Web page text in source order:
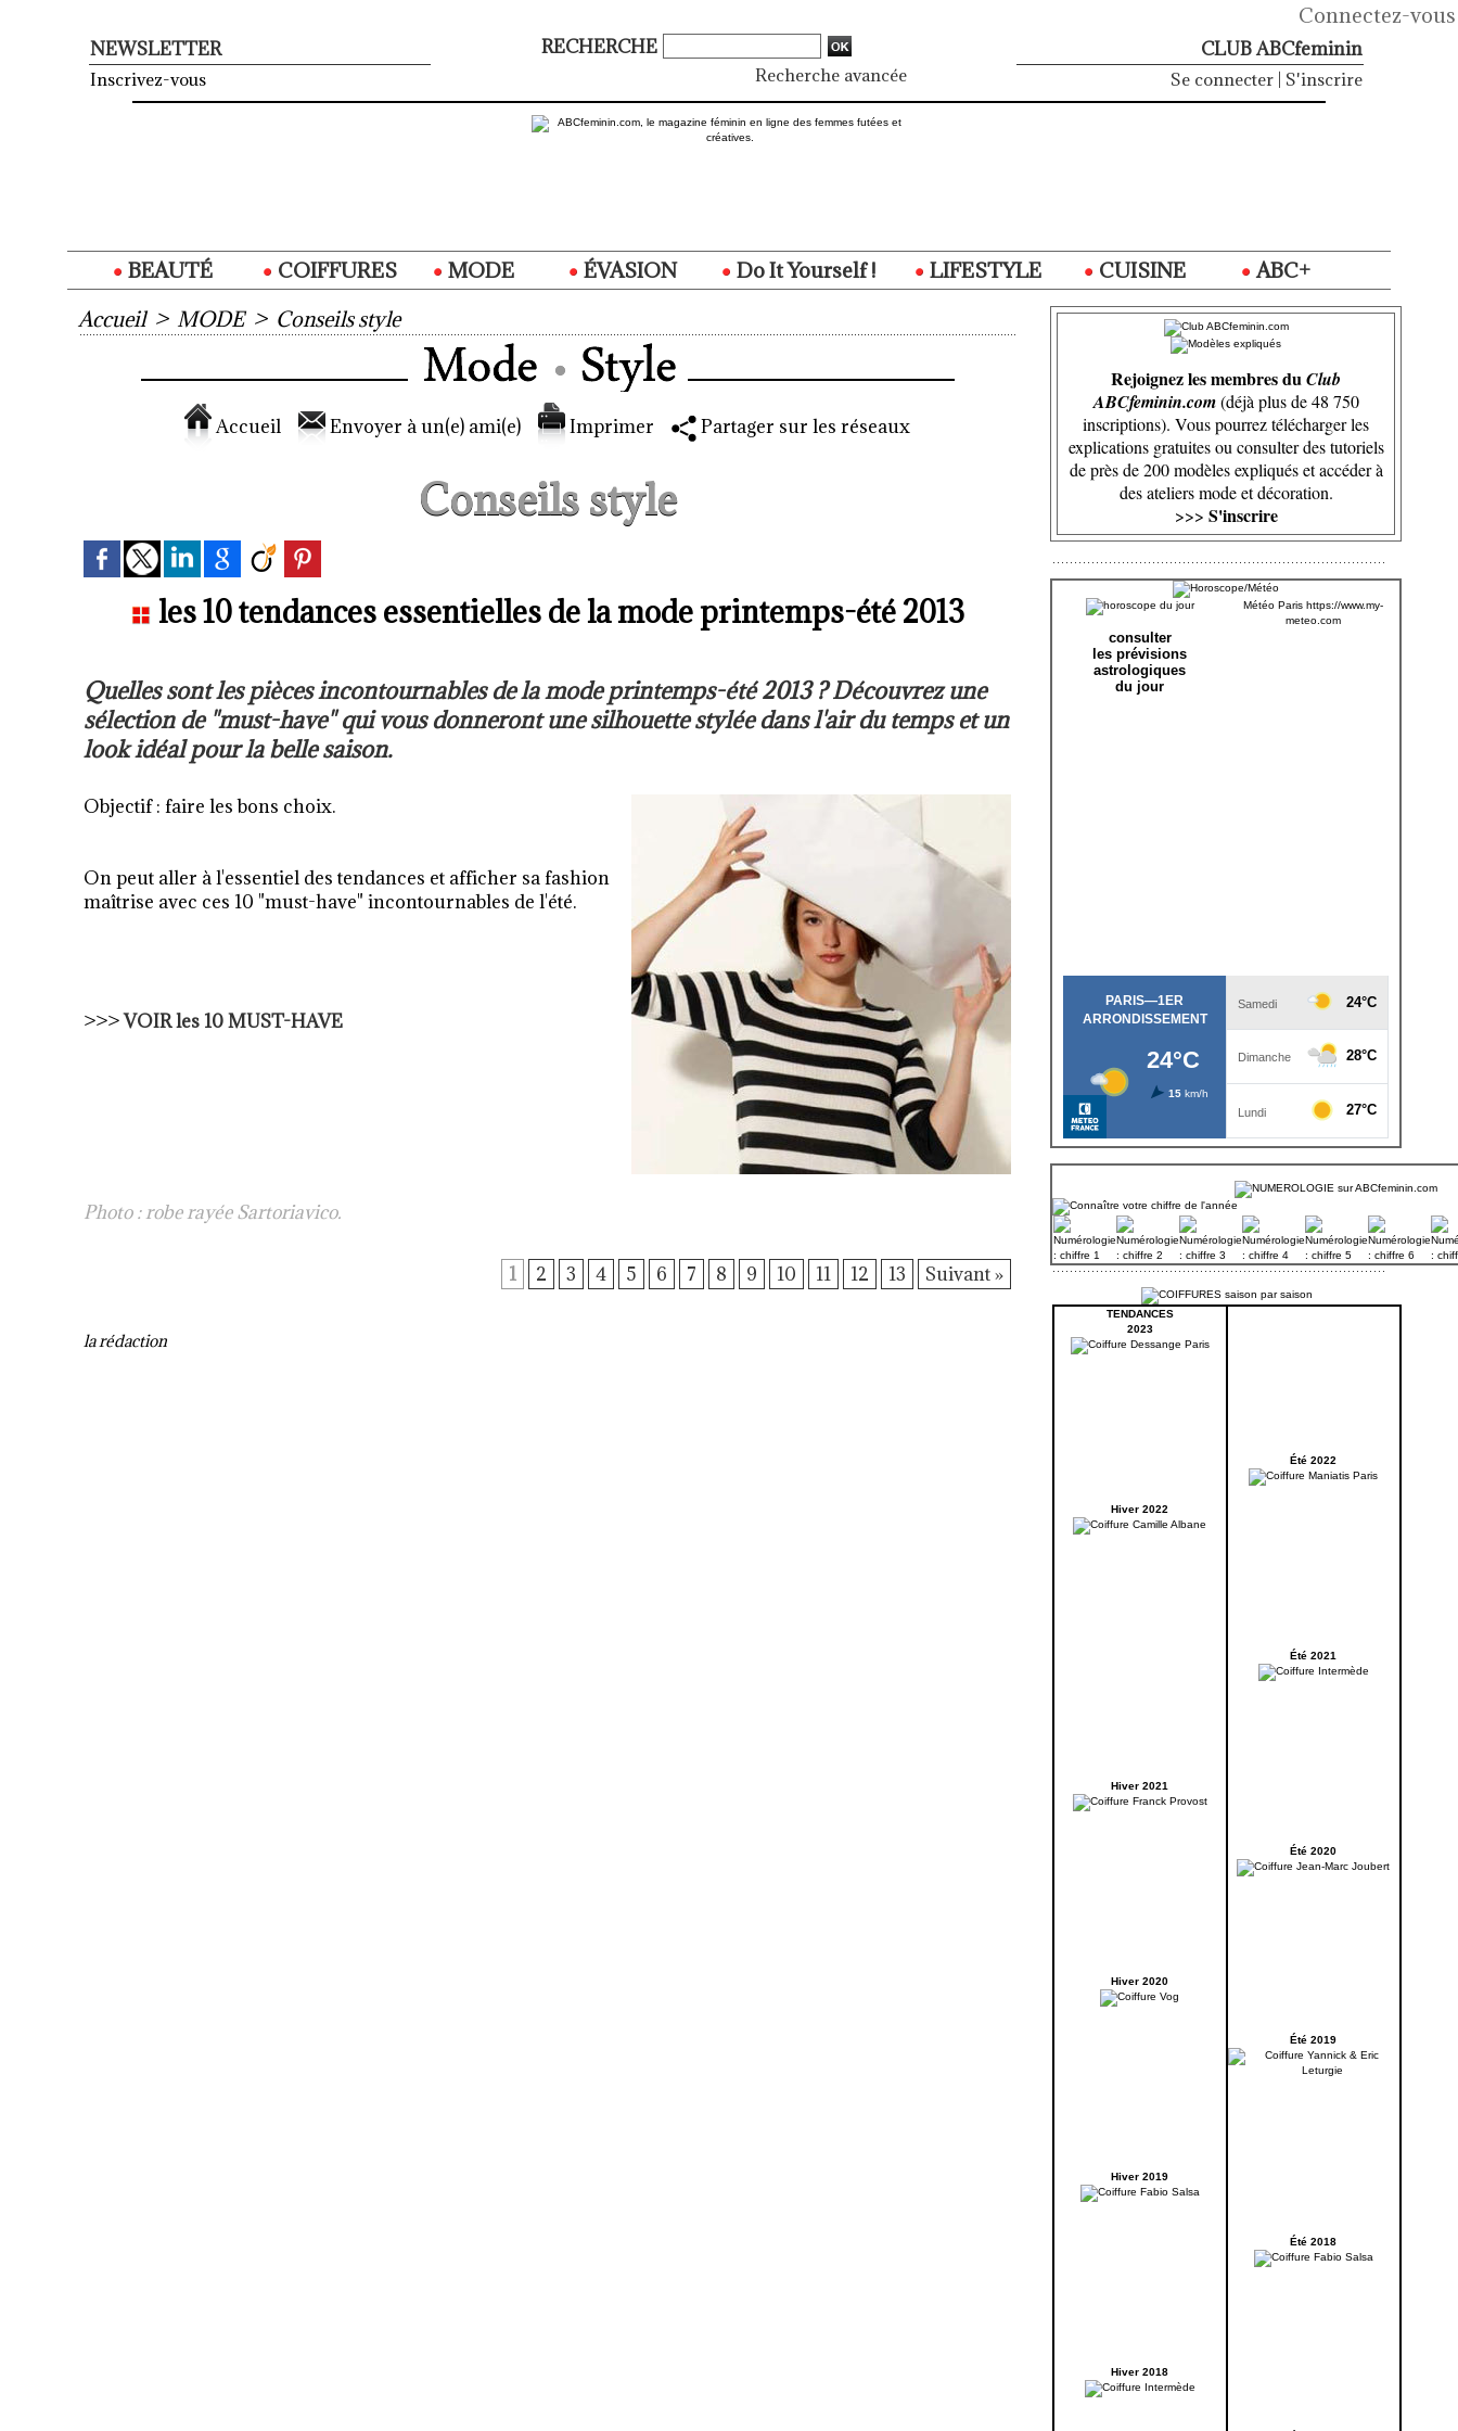
Connectez-vous
NEWSLETTER
Inscrivez-vous
RECHERCHE
Recherche avancée
CLUB ABCfeminin
Se connecter S'inscrire
BEAUTÉ COIFFURES MODE ÉVASION Do It Yourself ! LIFESTYLE CUISINE
ABC+
Accueil > MODE > Conseils style
Accueil Envoyer à un(e) ami(e) Imprimer Partager sur les réseaux
Conseils style
les 10 tendances essentielles de la mode printemps-été 2013
Quelles sont les pièces incontournables de la mode printemps-été 2013 ? Découvrez une
sélection de "must-have" qui vous donneront une silhouette stylée dans l'air du temps et un
look idéal pour la belle saison.
Objectif : faire les bons choix.
On peut aller à l'essentiel des tendances et afficher sa fashion
maîtrise avec ces 10 "must-have" incontournables de l'été.
>>>VOIR les 10 MUST-HAVE
Photo : robe rayée Sartoriavico.
1 2 3 4 5 6 7 8 9 10 11 12 13 Suivant »
la rédaction
Rejoignez les membres duClub
ABCfeminin.com(déjà plus de 48 750
inscriptions). Vous pourrez télécharger les
explications gratuites ou consulter des tutoriels
de près de 200 modèles expliqués et accéder à
des ateliers mode et décoration.
>>> S'inscrire
consulter
les prévisions
astrologiques
du jour
Météo Paris https://www.my-
meteo.com
TENDANCES
2023
Hiver 2022
Hiver 2021
Hiver 2020
Hiver 2019
Hiver 2018
Été 2022
Été 2021
Été 2020
Été 2019
Été 2018